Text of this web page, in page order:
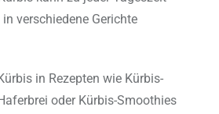
verschiedene Gerichte
in Rezepten wie Kürbis-
oder Kürbis-Smoothies